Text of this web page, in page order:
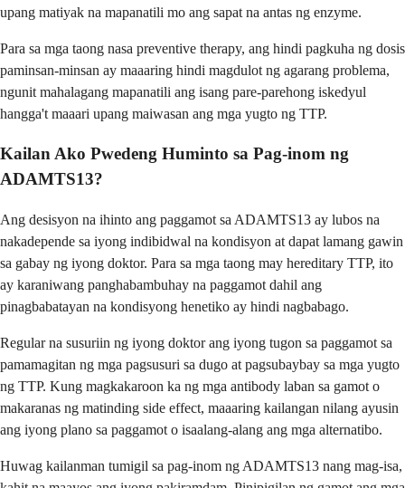
upang matiyak na mapanatili mo ang sapat na antas ng enzyme.
Para sa mga taong nasa preventive therapy, ang hindi pagkuha ng dosis
paminsan-minsan ay maaaring hindi magdulot ng agarang problema,
ngunit mahalagang mapanatili ang isang pare-parehong iskedyul
hangga't maaari upang maiwasan ang mga yugto ng TTP.
Kailan Ako Pwedeng Huminto sa Pag-inom ng
ADAMTS13?
Ang desisyon na ihinto ang paggamot sa ADAMTS13 ay lubos na
nakadepende sa iyong indibidwal na kondisyon at dapat lamang gawin
sa gabay ng iyong doktor. Para sa mga taong may hereditary TTP, ito
ay karaniwang panghabambuhay na paggamot dahil ang
pinagbabatayan na kondisyong henetiko ay hindi nagbabago.
Regular na susuriin ng iyong doktor ang iyong tugon sa paggamot sa
pamamagitan ng mga pagsusuri sa dugo at pagsubaybay sa mga yugto
ng TTP. Kung magkakaroon ka ng mga antibody laban sa gamot o
makaranas ng matinding side effect, maaaring kailangan nilang ayusin
ang iyong plano sa paggamot o isaalang-alang ang mga alternatibo.
Huwag kailanman tumigil sa pag-inom ng ADAMTS13 nang mag-isa,